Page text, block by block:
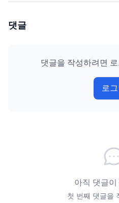
댓글
댓글을 작성하려면
로
아직 댓글이
첫 번째 댓글을